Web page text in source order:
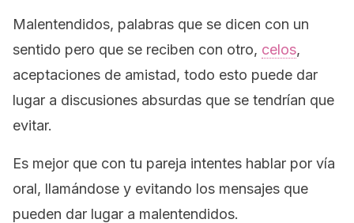
Malentendidos, palabras que se dicen con un
sentido pero que se reciben con otro, celos,
aceptaciones de amistad, todo esto puede dar
lugar a discusiones absurdas que se tendrían que
evitar.
Es mejor que con tu pareja intentes hablar por vía
oral, llamándose y evitando los mensajes que
pueden dar lugar a malentendidos.